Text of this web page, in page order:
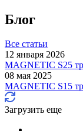
Блог
Все статьи
12 января 2026
MAGNETIC S25
08 мая 2025
MAGNETIC S15
Загрузить еще